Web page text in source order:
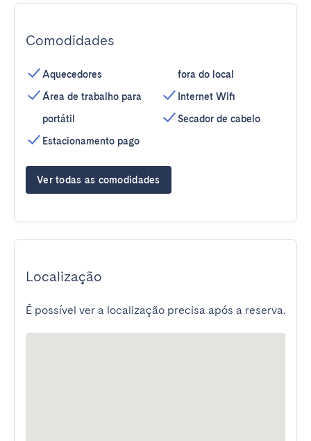
Comodidades
Aquecedores
Área de trabalho para
portátil
Estacionamento pago
fora do local
Internet Wifi
Secador de cabelo
Ver todas as comodidades
Localização
É possível ver a localização precisa após a reserva.